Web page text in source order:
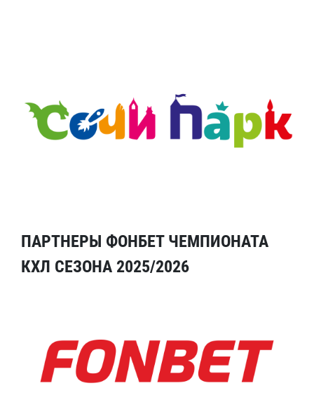
ПАРТНЕРЫ ФОНБЕТ ЧЕМПИОНАТА
КХЛ СЕЗОНА 2025/2026